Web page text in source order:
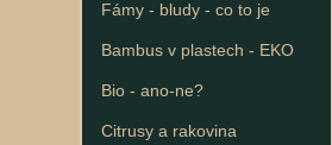
Fámy - bludy - co to je
Bambus v plastech - EKO
Bio - ano-ne?
Citrusy a rakovina